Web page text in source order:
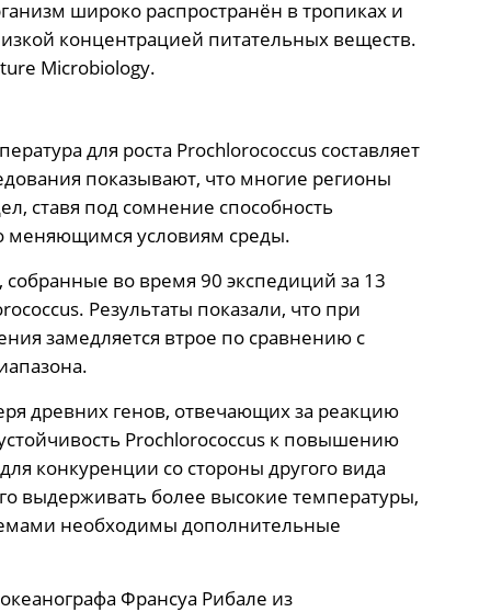
широко распространён в тропиках и
концентрацией питательных веществ.
Microbiology.
для роста Prochlorococcus составляет
показывают, что многие регионы
ставя под сомнение способность
меняющимся условиям среды.
во время 90 экспедиций за 13
Результаты показали, что при
замедляется втрое по сравнению с
древних генов, отвечающих за реакцию
Prochlorococcus к повышению
конкуренции со стороны другого вида
выдерживать более высокие температуры,
необходимы дополнительные
Франсуа Рибале из